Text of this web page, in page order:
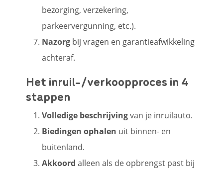
bezorging, verzekering,
parkeervergunning, etc.).
Nazorg bij vragen en garantieafwikkeling
achteraf.
Het inruil-/verkoopproces in 4
stappen
Volledige beschrijvingvan je inruilauto.
Biedingen ophalen uit binnen- en
buitenland.
Akkoord alleen als de opbrengst past bij